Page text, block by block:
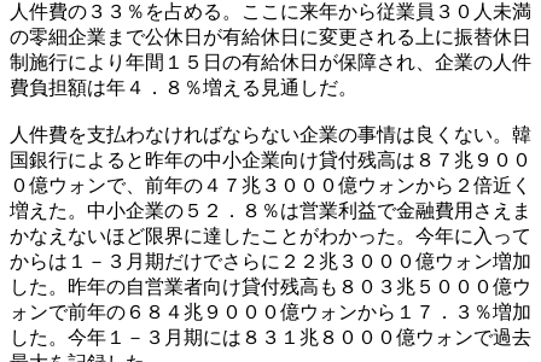
人件費の３３％を占める。ここに来年から従業員３０人未満
の零細企業まで公休日が有給休日に変更される上に振替休日
制施行により年間１５日の有給休日が保障され、企業の人件
費負担額は年４．８％増える見通しだ。
人件費を支払わなければならない企業の事情は良くない。韓
国銀行によると昨年の中小企業向け貸付残高は８７兆９００
０億ウォンで、前年の４７兆３０００億ウォンから２倍近く
増えた。中小企業の５２．８％は営業利益で金融費用さえま
かなえないほど限界に達したことがわかった。今年に入って
からは１－３月期だけでさらに２２兆３０００億ウォン増加
した。昨年の自営業者向け貸付残高も８０３兆５０００億ウ
ォンで前年の６８４兆９０００億ウォンから１７．３％増加
した。今年１－３月期には８３１兆８０００億ウォンで過去